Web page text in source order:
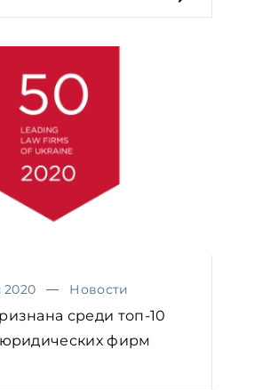
2020 Новости
среди топ-10
фирм